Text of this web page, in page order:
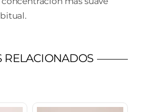
RELACIONADOS